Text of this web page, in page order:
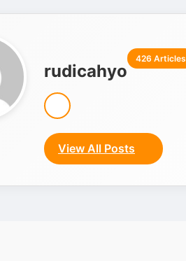
rudicahyo
426 Articles
View All Posts